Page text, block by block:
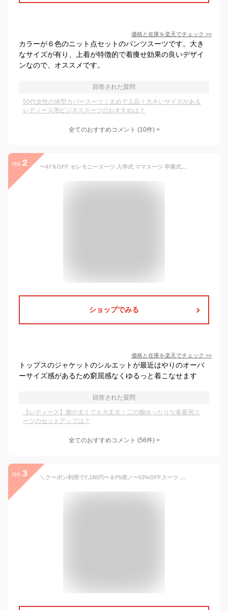
価格と在庫を楽天でチェック >>
カラーが６色のニット点セットのパンツスーツです。大き
なサイズが有り、上着が特徴的で着痩せ効果の良いデザイ
ンなので、オススメです。
回答された質問
50代女性の体型カバースーツ｜太めで上品！大きいサイズがある
レディース用ビジネススーツのおすすめは？
全てのおすすめコメント (10件) >
no. 2 〜47％OFF セレモニースーツ 入学式 ママスーツ 卒業式 母親 パンツ セットアップ 入園式 卒園式 お宮参り 七五三 レディース フォーマル 黒 ネイビー カジュアル おしゃれ コーデ かっこいい 試着チケット対象 【365日即日発送】
ショップでみる
価格と在庫を楽天でチェック >>
トップスのジャケットのシルエットが最近はやりのオーバ
ーサイズ感があるため窮屈感なくゆるっと着こなせます
回答された質問
【レディース】腕が太くても大丈夫！二の腕ゆったりな春夏用ス
ーツのセットアップは？
全てのおすすめコメント (56件) >
no. 3 ＼クーポン利用で7,180円〜＆P5倍／〜53%OFFスーツ レディース 大きいサイズ ビジネススーツ セットアップ 夏 洗える ストレッチ パンツスーツ ロングジャケット 春秋冬 30代 40代 50代 通勤 面接 サマースーツ オフィス 試着チケット対象 【365日即日発送】